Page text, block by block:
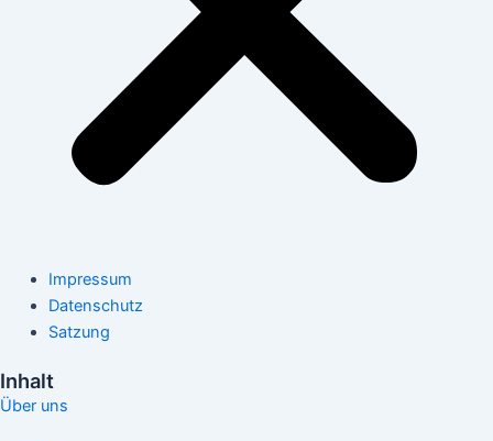
Impressum
Datenschutz
Satzung
Inhalt
Über uns